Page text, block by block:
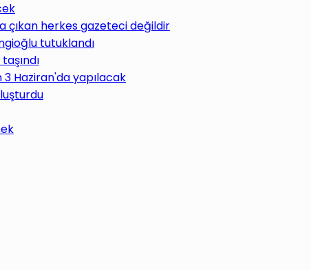
çıkan herkes gazeteci değildir
tutuklandı
3 Haziran'da yapılacak